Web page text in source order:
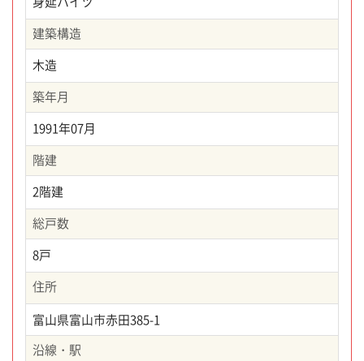
建築構造
木造
築年月
1991年07月
階建
2階建
総戸数
8戸
住所
富山県富山市赤田385-1
沿線・駅